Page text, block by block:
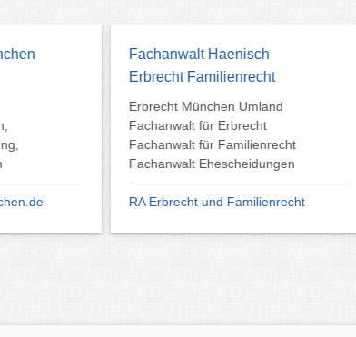
Fachanwalt Haenisch
Erbrecht Familienrecht
Erbrecht München Umland
Fachanwalt für Erbrecht
Fachanwalt für Familienrecht
Fachanwalt Ehescheidungen
RA Erbrecht und Familienrecht